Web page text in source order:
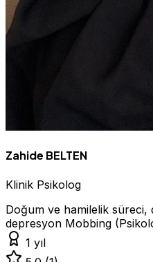
Zahide BELTEN
Klinik Psikolog
Doğum ve hamilelik süreci,
depresyon Mobbing
1 yıl